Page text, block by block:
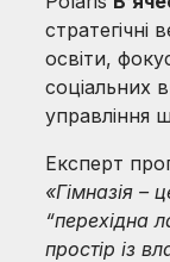
стратегічні
освіти,
соціальних
управління
Експерт
«Гімназія –
“перехідна
простір із